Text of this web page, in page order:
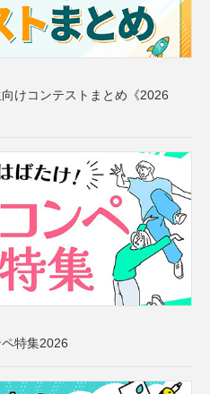
けコンテストまとめ《2026
特集2026